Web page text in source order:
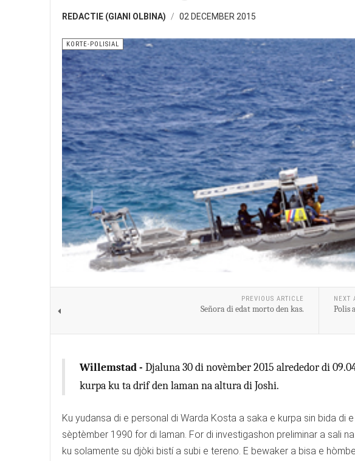
REDACTIE (GIANI OLBINA) 02 DECEMBER 2015
KORTE-POLISIAL
PREVIOUS ARTICLE
Señora di edat morto den kas.
NEXT
Polis
Willemstad - Djaluna 30 di novèmber 2015 alrededor di
kurpa ku ta drif den laman na altura di Joshi.
Ku yudansa di e personal di Warda Kosta a saka e kurpa sin bida di
sèptèmber 1990 for di laman. For di investigashon preliminar a sali
ku solamente su djòki bistí a subi e tereno. E bewaker a bisa e